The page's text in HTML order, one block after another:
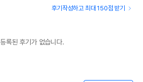
후기작성하고 최대 150점 받기
등록된 후기가 없습니다.